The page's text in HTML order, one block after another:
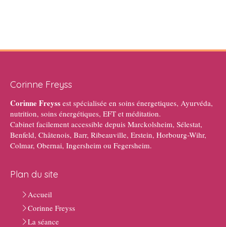
Corinne Freyss
Corinne Freyss est spécialisée en soins énergetiques, Ayurvéda,
nutrition, soins énergétiques, EFT et méditation.
Cabinet facilement accessible depuis Marckolsheim, Sélestat,
Benfeld, Châtenois, Barr, Ribeauville, Erstein, Horbourg-Wihr,
Colmar, Obernai, Ingersheim ou Fegersheim.
Plan du site
Accueil
Corinne Freyss
La séance